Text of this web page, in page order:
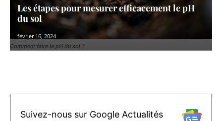
Comment faire le pH du sol ?
Les étapes pour mesurer efficacement le pH
du sol
février 16, 2024
Suivez-nous sur Google Actualités